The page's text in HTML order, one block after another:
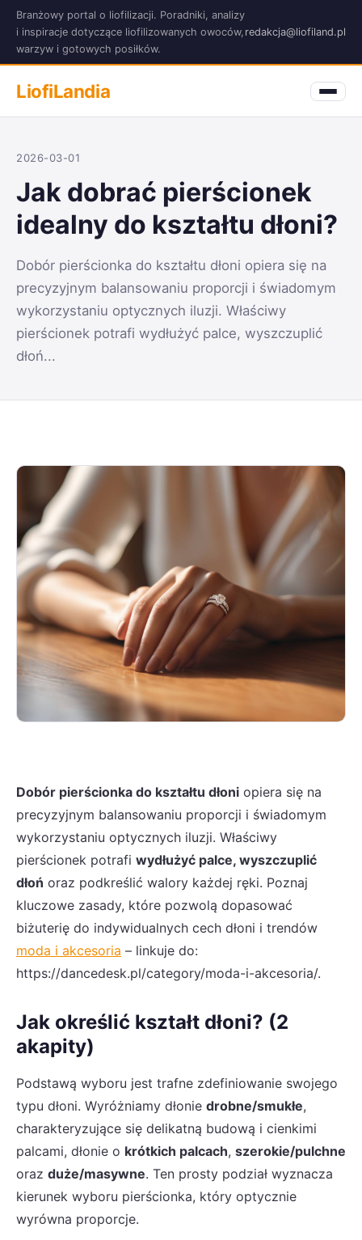
Branżowy portal o liofilizacji. Poradniki, analizy
i inspiracje dotyczące liofilizowanych owoców,
warzyw i gotowych posiłków.
redakcja@liofiland.pl
LiofiLandia
2026-03-01
Jak dobrać pierścionek
idealny do kształtu dłoni?
Dobór pierścionka do kształtu dłoni opiera się na
precyzyjnym balansowaniu proporcji i świadomym
wykorzystaniu optycznych iluzji. Właściwy
pierścionek potrafi wydłużyć palce, wyszczuplić
dłoń...
Dobór pierścionka do kształtu dłoni opiera się na
precyzyjnym balansowaniu proporcji i świadomym
wykorzystaniu optycznych iluzji. Właściwy
pierścionek potrafi wydłużyć palce, wyszczuplić
dłoń oraz podkreślić walory każdej ręki. Poznaj
kluczowe zasady, które pozwolą dopasować
biżuterię do indywidualnych cech dłoni i trendów
moda i akcesoria – linkuje do:
https://dancedesk.pl/category/moda-i-akcesoria/.
Jak określić kształt dłoni? (2
akapity)
Podstawą wyboru jest trafne zdefiniowanie swojego
typu dłoni. Wyróżniamy dłonie drobne/smukłe,
charakteryzujące się delikatną budową i cienkimi
palcami, dłonie o krótkich palcach, szerokie/pulchne
oraz duże/masywne. Ten prosty podział wyznacza
kierunek wyboru pierścionka, który optycznie
wyrówna proporcje.